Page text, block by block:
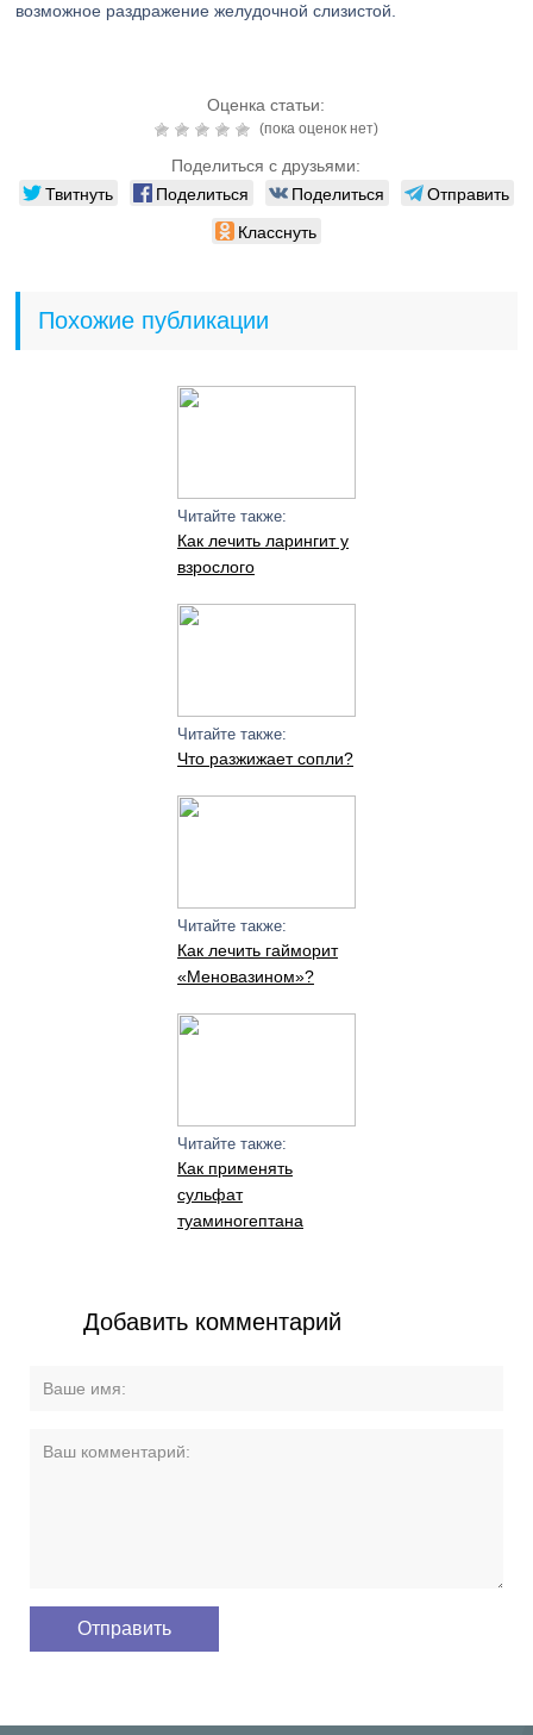
возможное раздражение желудочной слизистой.
Оценка статьи:
(пока оценок нет)
Поделиться с друзьями:
Твитнуть Поделиться Поделиться
Отправить
Класснуть
Похожие публикации
Читайте также:
Как лечить ларингит у
взрослого
Читайте также:
Что разжижает сопли?
Читайте также:
Как лечить гайморит
«Меновазином»?
Читайте также:
Как применять
сульфат
туаминогептана
Добавить комментарий